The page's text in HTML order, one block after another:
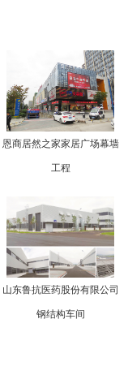
恩商居然之家家居广场幕墙
工程
山东鲁抗医药股份有限公司
钢结构车间